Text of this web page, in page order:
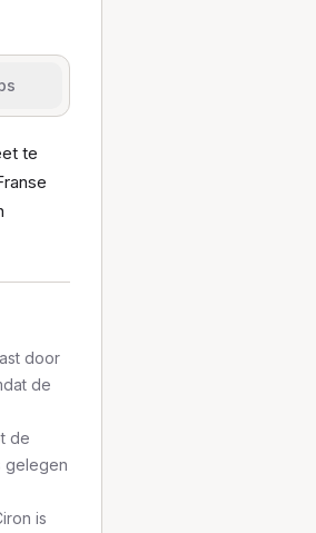
te
door
de
de
gelegen
is